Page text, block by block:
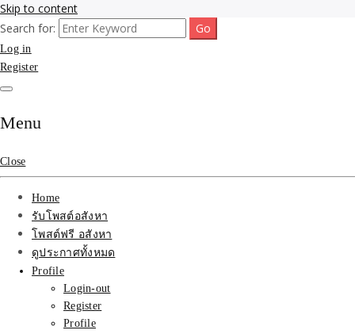
Skip to content
รับจ้างโพสขายบ้าน ที่ดิน
ที่ดิน ราคา ถูกและดีที่สุด บ
เว็บขายบ้าน คุณภาพอันดับ
รับจ้างโพสขายบ้าน ที่ดิน ไม่มีค่านายหน้า กับบริษัท SEO-AI เน้นติดหน้า
ไทย ช่วยคุณขายบ้าน อสังหา สินค้าได้จริงๆ ราคาถูกและดี มีอยู่จริง
Search for:
Log in
Register
Menu
Close
Home
รับโพสต์อสังหา
โพสต์ฟรี อสังหา
ดูประกาศทั้งหมด
Profile
Login-out
Register
Profile